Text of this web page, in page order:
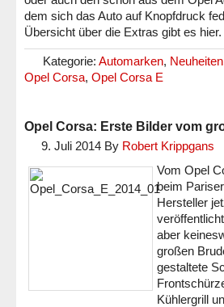
dem sich das Auto auf Knopfdruck
Übersicht über die Extras gibt es hier.
Kategorie: Automarken, Neuheiten
Opel Corsa, Opel Corsa E
Opel Corsa: Erste Bilder vom
9. Juli 2014 By Robert Krippgans
Vom Opel
beim
Hersteller
aber
großen
gestaltete
Kühlergrill